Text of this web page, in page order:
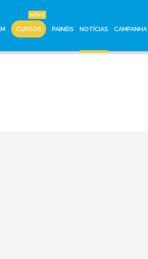
CURSOS PAINÉIS NOTÍCIAS CAMPANHA